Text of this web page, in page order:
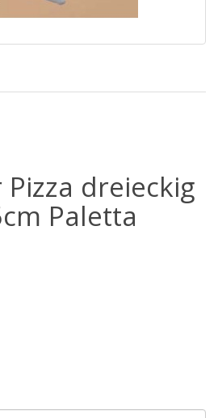
dreieckig
Paletta